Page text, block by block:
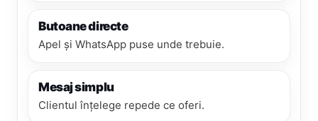
Butoane directe
Apel și WhatsApp puse unde trebuie.
Mesaj simplu
Clientul înțelege repede ce oferi.